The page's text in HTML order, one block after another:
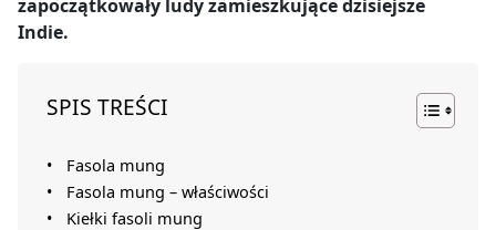
zapoczątkowały ludy zamieszkujące dzisiejsze
Indie.
SPIS TREŚCI
Fasola mung
Fasola mung – właściwości
Kiełki fasoli mung